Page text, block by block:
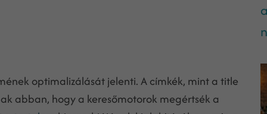
optimalizálását jelenti. A címkék, mint a title
abban, hogy a keresőmotorok megértsék a